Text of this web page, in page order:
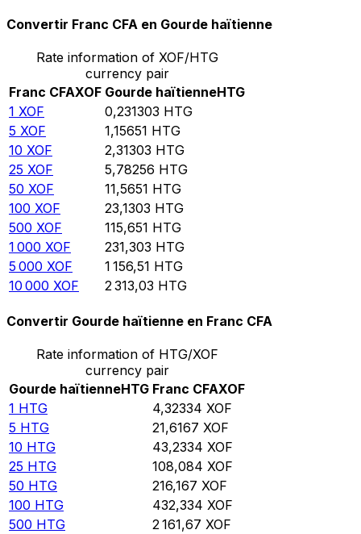
Convertir Franc CFA en Gourde haïtienne
Rate information of XOF/HTG
currency pair
Franc CFAXOF Gourde haïtienneHTG
1 XOF 0,231303 HTG
5 XOF 1,15651 HTG
10 XOF 2,31303 HTG
25 XOF 5,78256 HTG
50 XOF 11,5651 HTG
100 XOF 23,1303 HTG
500 XOF 115,651 HTG
1 000 XOF 231,303 HTG
5 000 XOF 1 156,51 HTG
10 000 XOF 2 313,03 HTG
Convertir Gourde haïtienne en Franc CFA
Rate information of HTG/XOF
currency pair
Gourde haïtienneHTG Franc CFAXOF
1 HTG 4,32334 XOF
5 HTG 21,6167 XOF
10 HTG 43,2334 XOF
25 HTG 108,084 XOF
50 HTG 216,167 XOF
100 HTG 432,334 XOF
500 HTG 2 161,67 XOF